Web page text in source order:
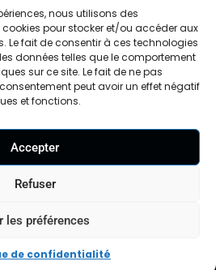
nous utilisons des
pour stocker et/ou accéder aux
Le fait de consentir à ces technologies
données telles que le comportement
sur ce site. Le fait de ne pas
peut avoir un effet négatif
et fonctions.
Accepter
Refuser
les préférences
de confidentialité
FAQ
Contact
ensemble
revendeurs
|CGV|CGU|Formulaire de